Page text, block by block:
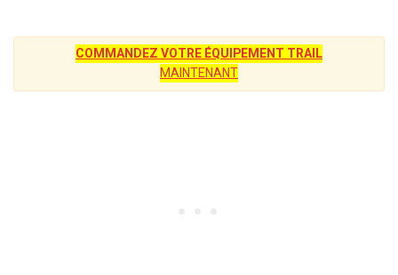
COMMANDEZ VOTRE ÉQUIPEMENT TRAIL
MAINTENANT